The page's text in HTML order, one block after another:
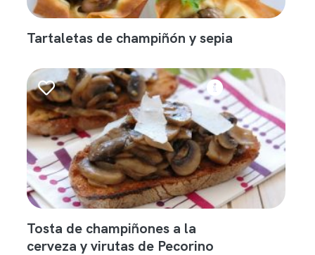
Tartaletas de champiñón y sepia
Tosta de champiñones a la
cerveza y virutas de Pecorino